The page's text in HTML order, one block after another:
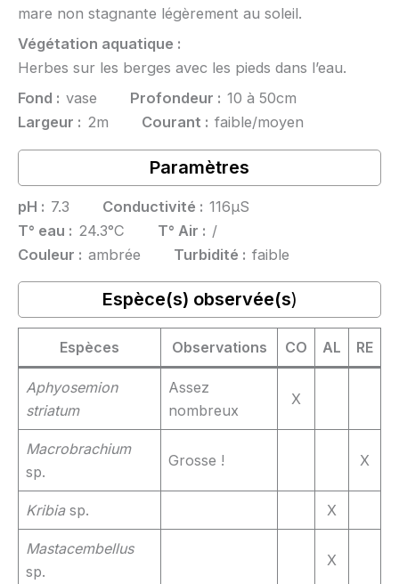
mare non stagnante légèrement au soleil.
Végétation aquatique :
Herbes sur les berges avec les pieds dans l’eau.
Fond : vase Profondeur : 10 à 50cm
Largeur : 2m Courant : faible/moyen
Paramètres
pH : 7.3 Conductivité : 116µS
T° eau : 24.3°C T° Air : /
Couleur : ambrée Turbidité : faible
Espèce(s) observée(s)
Espèces Observations CO AL RE
Aphyosemion
striatum
Assez
nombreux
X
Macrobrachium
sp.
Grosse ! X
Kribiasp. X
Mastacembellus
sp.
X